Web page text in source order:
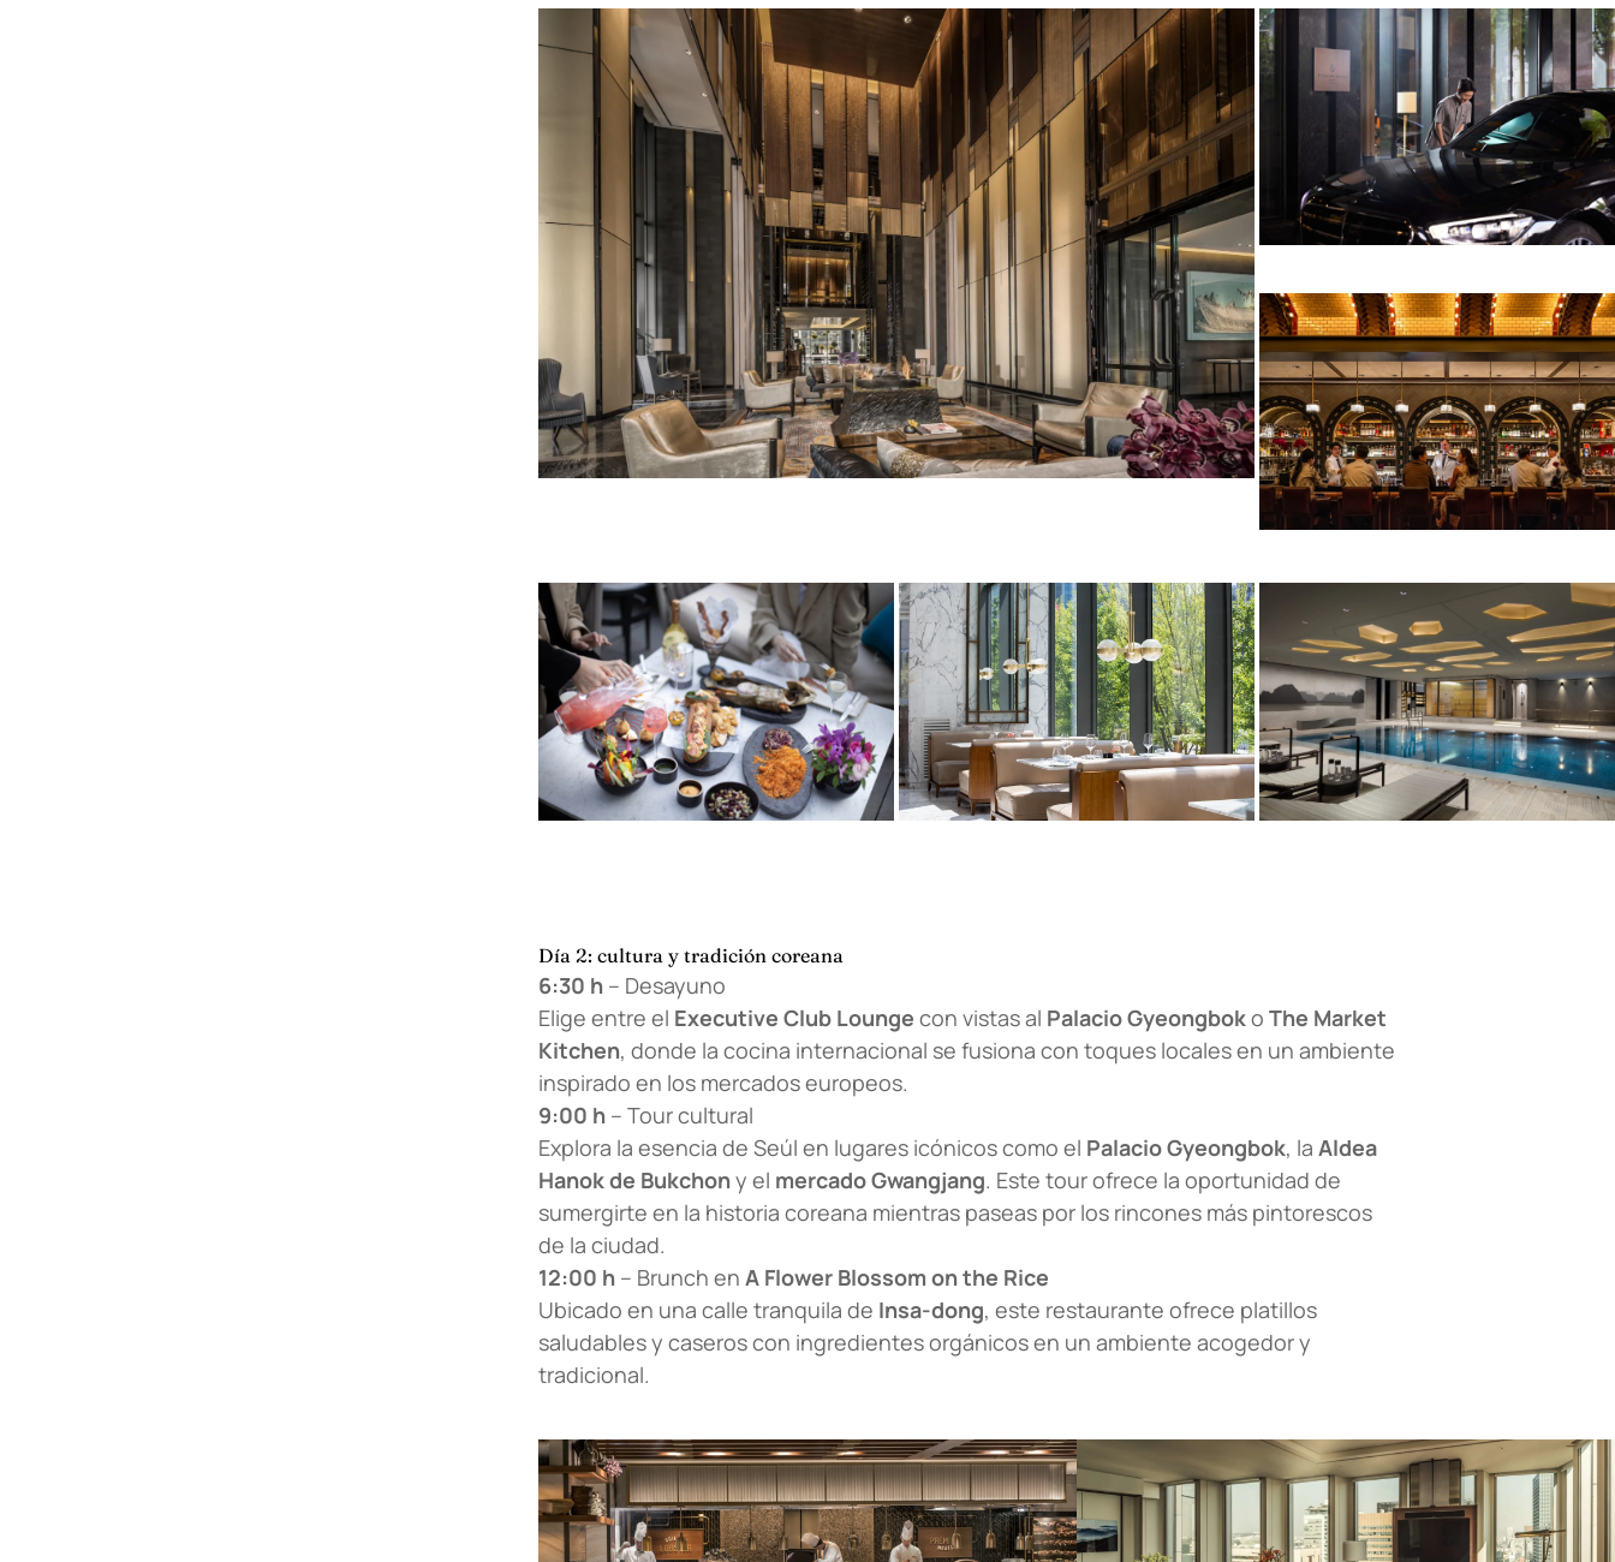
Día 2: cultura y tradición coreana
6:30 h – Desayuno
Elige entre el Executive Club Lounge con vistas al Palacio Gyeongboko The Market
Kitchen, donde la cocina internacional se fusiona con toques locales en un ambiente
inspirado en los mercados europeos.
9:00 h – Tour cultural
Explora la esencia de Seúl en lugares icónicos como el Palacio Gyeongbok, la Aldea
Hanok de Bukchony el mercado Gwangjang. Este tour ofrece la oportunidad de
sumergirte en la historia coreana mientras paseas por los rincones más pintorescos
de la ciudad.
12:00 h – Brunch en A Flower Blossom on the Rice
Ubicado en una calle tranquila de Insa-dong, este restaurante ofrece platillos
saludables y caseros con ingredientes orgánicos en un ambiente acogedor y
tradicional.